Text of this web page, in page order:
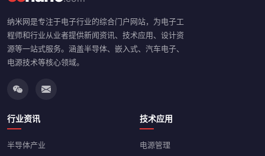
纳米网是专注于电子行业的综合门户网站，为电子工
程师和行业从业者提供新闻资讯、技术应用、设计资
源等一站式服务。涵盖半导体、嵌入式、汽车电子、
电源技术等核心领域。
行业资讯
半导体产业
技术应用
电源管理